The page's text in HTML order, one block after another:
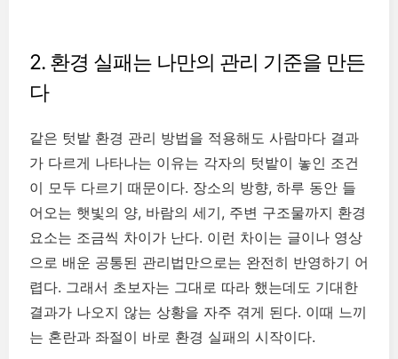
2. 환경 실패는 나만의 관리 기준을 만든
다
같은 텃밭 환경 관리 방법을 적용해도 사람마다 결과
가 다르게 나타나는 이유는 각자의 텃밭이 놓인 조건
이 모두 다르기 때문이다. 장소의 방향, 하루 동안 들
어오는 햇빛의 양, 바람의 세기, 주변 구조물까지 환경
요소는 조금씩 차이가 난다. 이런 차이는 글이나 영상
으로 배운 공통된 관리법만으로는 완전히 반영하기 어
렵다. 그래서 초보자는 그대로 따라 했는데도 기대한
결과가 나오지 않는 상황을 자주 겪게 된다. 이때 느끼
는 혼란과 좌절이 바로 환경 실패의 시작이다.